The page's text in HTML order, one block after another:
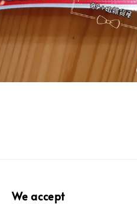
We accept